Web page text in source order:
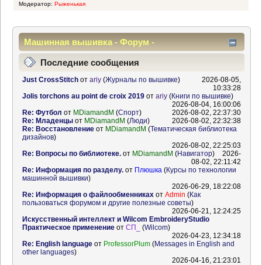
Модератор: Рыженькая
Машинная вышивка - Форум -
Информационный центр
Последние сообщения
Just CrossStitchот ariy(Журналы по вышивке)
2026-08-05,
10:33:28
Jolis torchons au point de croix 2019от ariy(Книги по вышивке)
2026-08-04, 16:00:06
Re: Футбол от MDiamandM (Спорт)
2026-08-02, 22:37:30
Re: Младенцыот MDiamandM (Люди)
2026-08-02, 22:32:38
Re: Восстановлениеот MDiamandM (Тематическая библиотека
дизайнов)
2026-08-02, 22:25:03
Re: Вопросы по библиотеке.от MDiamandM (Навигатор)
2026-
08-02, 22:11:42
Re: Информация по разделу.от Плюшка (Курсы по технологии
машинной вышивки)
2026-06-29, 18:22:08
Re: Информация о файлообменникахот Admin (Как
пользоваться форумом и другие полезные советы)
2026-06-21, 12:24:25
Искусственный интеллект и Wilcom EmbroideryStudio
Практическое применениеот СП_ (Wilcom)
2026-04-23, 12:34:18
Re: English languageот ProfessorPlum(Messages in English and
other languages)
2026-04-16, 21:23:01